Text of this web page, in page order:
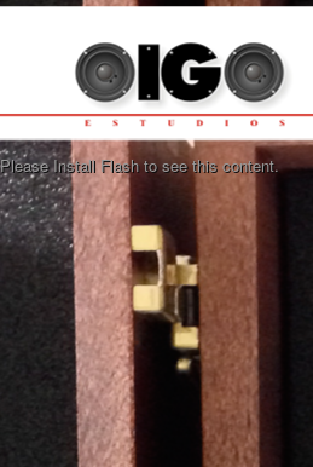
Please Install Flash to see this content.